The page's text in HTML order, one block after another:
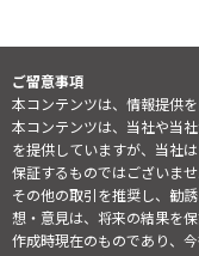
ご留意事項
本コンテンツは、情報提供
本コンテンツは、当社や当
を提供していますが、当社
保証するものではございま
その他の取引を推奨し、勧
想・意見は、将来の結果を
作成時現在のものであり、